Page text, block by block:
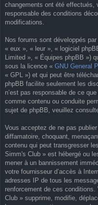
changements ont été effectués,
responsable des conditions
modifications.
Nos forums sont développés
« eux », « leur », « logiciel
Limited », « Équipes phpBB »)
sous la licence « GNU General
« GPL ») et qui peut être
phpBB facilite seulement les
n’est pas responsable de ce
comme contenu ou conduite
sujet de phpBB, veuillez
Vous acceptez de ne pas
diffamatoire, choquant,
contenu qui peut transgresser
Simm's Club » est hébergé ou
mener à un bannissement
votre fournisseur d’accès à
adresses IP de tous les
renforcement de ces
Club » supprime, modifie,